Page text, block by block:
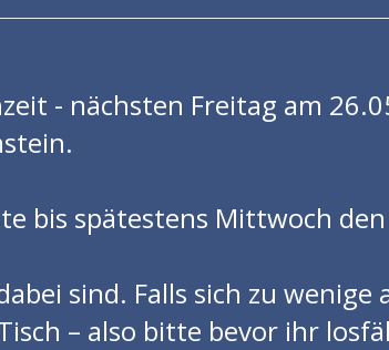
- nächsten Freitag am
bis spätestens Mittwoch
sind. Falls sich zu
– also bitte bevor ihr